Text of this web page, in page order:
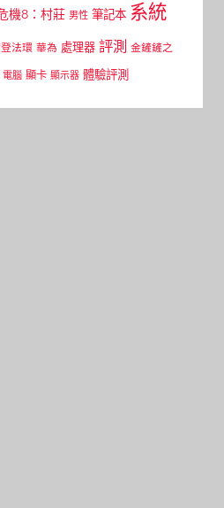
機8：村莊 男性 筆記本 系統
法環 華為 處理器 評測 金鏟鏟之
電腦 顯卡 顯示器 體驗評測